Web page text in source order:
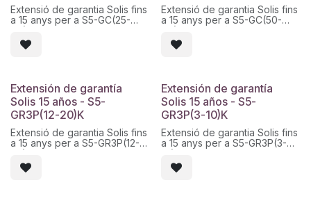
Extensió de garantia Solis fins
a 15 anys per a S5-GC(25-
40)K. Servei tècnic d
´ampliació de cobertura
oficial i activació digital. Codi
Extensió de garantia Solis fins
a 15 anys per a S5-GC(50-
60)K. Servei tècnic d
´ampliació de cobertura
oficial i activació digital. Codi
Extensión de garantía
Solis 15 años - S5-
GR3P(12-20)K
Extensió de garantia Solis fins
a 15 anys per a S5-GR3P(12-
20)K. Servei tècnic d
´ampliació de cobertura
oficial i activació digital. Codi
Extensión de garantía
Solis 15 años - S5-
GR3P(3-10)K
Extensió de garantia Solis fins
a 15 anys per a S5-GR3P(3-
10)K. Servei tècnic d
´ampliació de cobertura
oficial i activació digital. Codi